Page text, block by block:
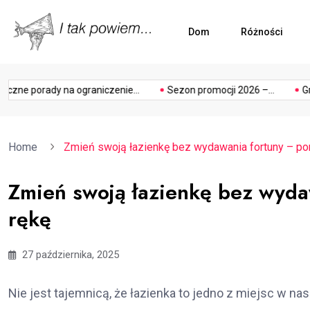
Dom Różności
porady na ograniczenie... Sezon promocji 2026 –...
ogródek
Home Zmień swoją łazienkę bez wydawania fortuny –
Zmień swoją łazienkę bez
rękę
27 października, 2025
Nie jest tajemnicą, że łazienka to jedno z miejsc w